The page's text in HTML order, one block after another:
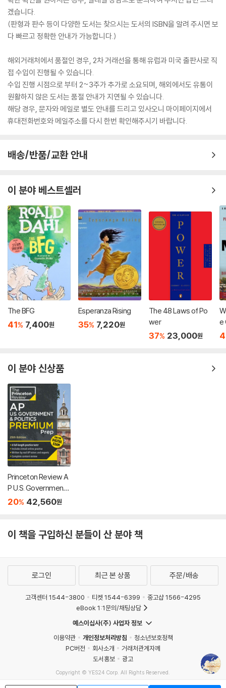
겠습니다.
(판형과 판수 등이 다양한 도서는 찾으시는 도서의 ISBN을 알려 주시면 보
다 빠르고 정확한 안내가 가능합니다.)
해외거래처에서 품절인 경우, 2차 거래선을 통해 유럽과 미국 출판사로 직
접 수입이 진행될 수 있습니다.
수입 진행 시점으로 부터 2~3주가 추가로 소요되며, 해외에서도 유통이
원활하지 않은 도서는 품절 안내가 지연될 수 있습니다.
해당 경우, 문자와 메일로 별도 안내를 드리고 있사오니 마이페이지에서
휴대전화번호와 메일주소를 다시 한번 확인해주시기 바랍니다.
배송/반품/교환 안내
이 분야 베스트셀러
The BFG
41% 7,400원
Esperanza Rising
35% 7,220원
The 48 Laws of Po
wer
37% 23,000원
e
이 분야 신상품
Princeton Review A
P U.S. Government
& Politics Premium P
tal Practice Online +
20% 42,560원
이 책을 구입하신 분들이 산 분야 책
로그인 최근 본 상품 주문/배송
고객센터 1544-3800 티켓 1544-6399
중고샵 1566-4295
eBook 1:1문의/채팅상담
예스이십사(주) 사업자 정보
이용약관
개인정보처리방침
청소년보호정책
PC버전
회사소개
거래처관계자께
도서홍보
광고
Copyright © YES24 Corp. All Rights Reserved.